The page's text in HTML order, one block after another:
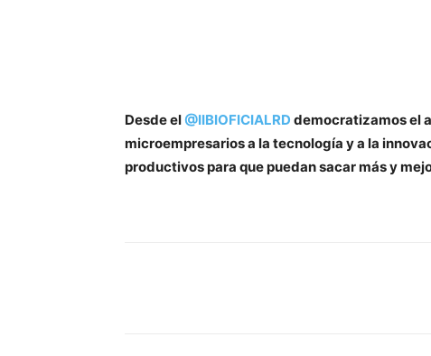
Desde el@IIBIOFICIALRD democratizamos el
microempresarios a la tecnología y a la
productivos para que puedan sacar más y